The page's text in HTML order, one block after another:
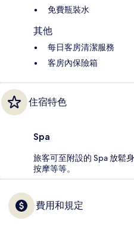
免費瓶裝水
其他
每日客房清潔服務
客房內保險箱
住宿特色
Spa
旅客可至附設的 Spa 放鬆
按摩等等。
費用和規定